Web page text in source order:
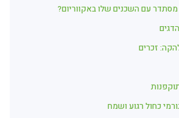
עם השכנים שלו באקווריום?
זכרים
כחול רגוע ושמח